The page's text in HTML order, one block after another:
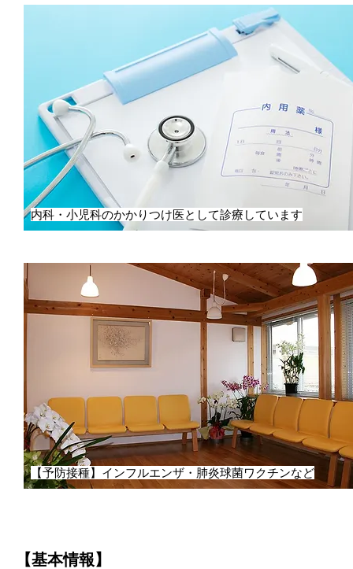
内科・小児科のかかりつけ医として診療しています
【予防接種】インフルエンザ・肺炎球菌ワクチンなど
【基本情報】